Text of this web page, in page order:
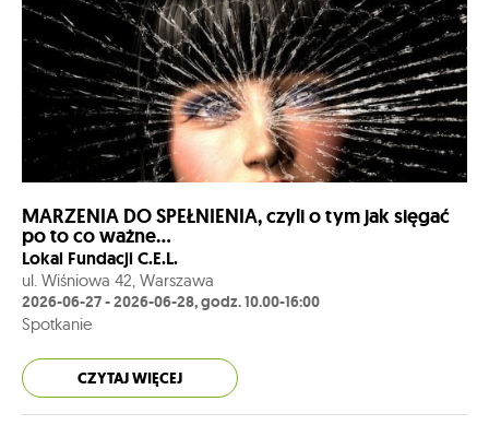
MARZENIA DO SPEŁNIENIA, czyli o tym jak sięgać
po to co ważne…
Lokal Fundacji C.E.L.
ul. Wiśniowa 42, Warszawa
2026-06-27 - 2026-06-28, godz. 10.00-16:00
Spotkanie
CZYTAJ WIĘCEJ